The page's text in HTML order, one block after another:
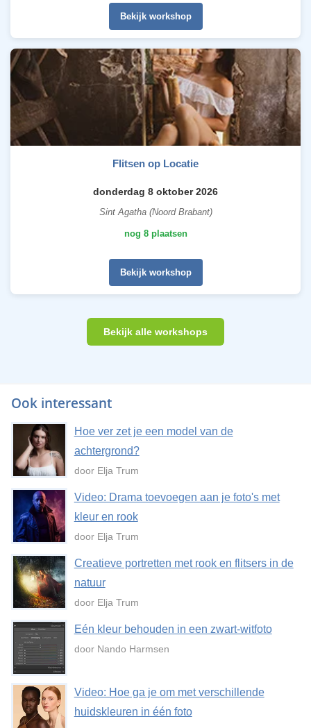
Bekijk workshop
Flitsen op Locatie
donderdag 8 oktober 2026
Sint Agatha (Noord Brabant)
nog 8 plaatsen
Bekijk workshop
Bekijk alle workshops
Ook interessant
Hoe ver zet je een model van de
achtergrond?
door Elja Trum
Video: Drama toevoegen aan je foto's met
kleur en rook
door Elja Trum
Creatieve portretten met rook en flitsers in de
natuur
door Elja Trum
Eén kleur behouden in een zwart-witfoto
door Nando Harmsen
Video: Hoe ga je om met verschillende
huidskleuren in één foto